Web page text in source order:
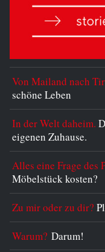
Von Mailand nach
schöne Leben
In der Welt daheim.
eigenen Zuhause.
Alles eine Frage des
Möbelstück kosten?
Zu mir oder zu dir?
Warum?Darum!